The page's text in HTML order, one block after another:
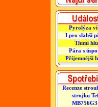
Pyrolýza
I pro slabší
Tlumí
Pára s
Příjemnější
Recenze
strojku